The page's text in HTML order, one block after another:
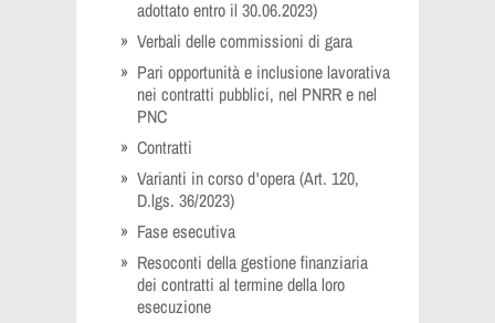
adottato entro il 30.06.2023)
Verbali delle commissioni di gara
Pari opportunità e inclusione lavorativa
nei contratti pubblici, nel PNRR e nel
PNC
Contratti
Varianti in corso d'opera (Art. 120,
D.lgs. 36/2023)
Fase esecutiva
Resoconti della gestione finanziaria
dei contratti al termine della loro
esecuzione